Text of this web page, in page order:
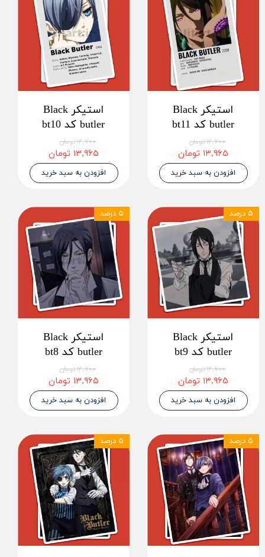
استیکر Black
butler کد bt11
۱۴,۷۰۰ تومان
۱۳,۹۶۵ تومان
افزودن به سبد خرید
استیکر Black
butler کد bt10
۱۴,۷۰۰ تومان
۱۳,۹۶۵ تومان
افزودن به سبد خرید
استیکر Black
butler کد bt9
۱۴,۷۰۰ تومان
۱۳,۹۶۵ تومان
افزودن به سبد خرید
۵ درصد
استیکر Black
butler کد bt8
۱۴,۷۰۰ تومان
۱۳,۹۶۵ تومان
افزودن به سبد خرید
۵ درصد
۵ درصد ۵ درصد